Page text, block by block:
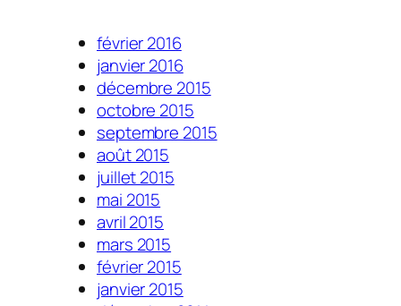
février 2016
janvier 2016
décembre 2015
octobre 2015
septembre 2015
août 2015
juillet 2015
mai 2015
avril 2015
mars 2015
février 2015
janvier 2015